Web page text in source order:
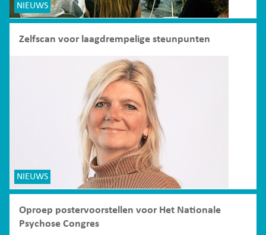
NIEUWS
Zelfscan voor laagdrempelige steunpunten
NIEUWS
Oproep postervoorstellen voor Het Nationale
Psychose Congres